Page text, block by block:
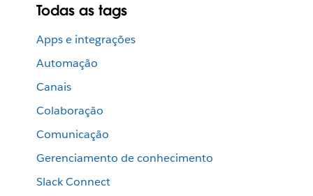
Todas as tags
Apps e integrações
Automação
Canais
Colaboração
Comunicação
Gerenciamento de conhecimento
Slack Connect